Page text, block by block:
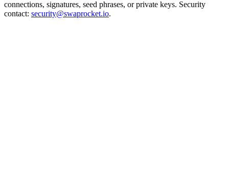
connections, signatures, seed phrases, or private keys. Security
contact: security@swaprocket.io.